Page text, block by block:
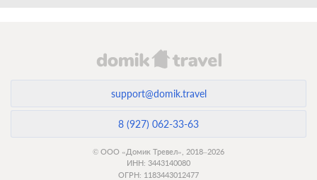
support@domik.travel
8 (927) 062-33-63
© ООО «Домик Тревел», 2018–2026
ИНН: 3443140080
ОГРН: 1183443012477